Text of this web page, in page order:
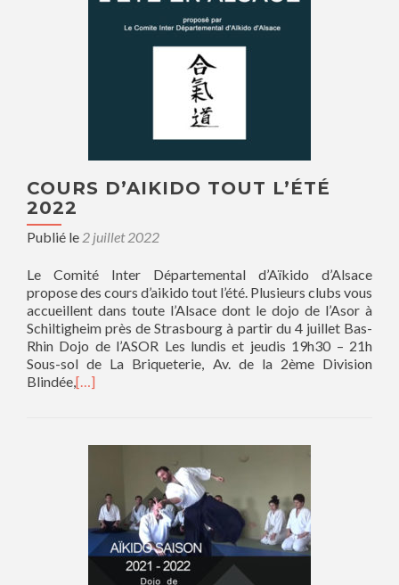
COURS D’AIKIDO TOUT L’ÉTÉ
2022
Publié le 2 juillet 2022
Le Comité Inter Départemental d’Aïkido d’Alsace
propose des cours d’aikido tout l’été. Plusieurs clubs vous
accueillent dans toute l’Alsace dont le dojo de l’Asor à
Schiltigheim près de Strasbourg à partir du 4 juillet Bas-
Rhin Dojo de l’ASOR Les lundis et jeudis 19h30 – 21h
Sous-sol de La Briqueterie, Av. de la 2ème Division
Blindée,[…]